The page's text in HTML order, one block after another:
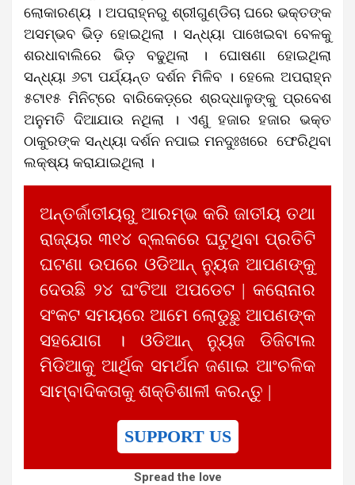
ଲୋକାରଣ୍ୟ । ଅପରାହ୍ନରୁ ଶ୍ରୀଗୁଣ୍ଡିଚା ଘରେ ଭକ୍ତଙ୍କ
ଅସମ୍ଭବ ଭିଡ଼ ହୋଇଥିଲା । ସନ୍ଧ୍ୟା ପାଖେଇବା ବେଳକୁ
ଶରଧାବାଲିରେ ଭିଡ଼ ବଢୁଥିଲା । ଘୋଷଣା ହୋଇଥିଲା
ସନ୍ଧ୍ୟା ୬ଟା ପର୍ଯ୍ୟନ୍ତ ଦର୍ଶନ ମିଳିବ । ହେଲେ ଅପରାହ୍ନ
୫ଟା୧୫ ମିନିଟ୍‌ରେ ବାରିକେଡ଼୍‌ରେ ଶ୍ରଦ୍ଧାଳୁଙ୍କୁ ପ୍ରବେଶ
ଅନୁମତି ଦିଆଯାଉ ନଥିଲା । ଏଣୁ ହଜାର ହଜାର ଭକ୍ତ
ଠାକୁରଙ୍କ ସନ୍ଧ୍ୟା ଦର୍ଶନ ନପାଇ ମନଦୁଃଖରେ ଫେରିଥିବା
ଲକ୍ଷ୍ୟ କରାଯାଇଥିଲା ।
ଅନ୍ତର୍ଜାତୀୟରୁ ଆରମ୍ଭ କରି ଜାତୀୟ ତଥା
ରାଜ୍ୟର ୩୧୪ ବ୍ଲକରେ ଘଟୁଥିବା ପ୍ରତିଟି
ଘଟଣା ଉପରେ ଓଡିଆନ୍ ନ୍ୟୁଜ ଆପଣଙ୍କୁ
ଦେଉଛି ୨୪ ଘଂଟିଆ ଅପଡେଟ | କରୋନାର
ସଂକଟ ସମୟରେ ଆମେ ଲୋଡୁଛୁ ଆପଣଙ୍କ
ସହଯୋଗ । ଓଡିଆନ୍ ନ୍ୟୁଜ ଡିଜିଟାଲ
ମିଡିଆକୁ ଆର୍ଥିକ ସମର୍ଥନ ଜଣାଇ ଆଂଚଳିକ
ସାମ୍ବାଦିକତାକୁ ଶକ୍ତିଶାଳୀ କରନ୍ତୁ |
SUPPORT US
Spread the love